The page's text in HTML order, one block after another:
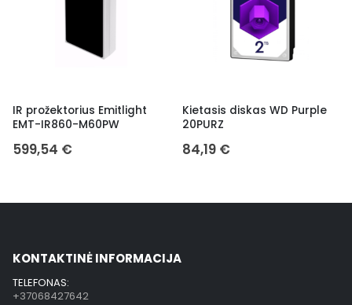
Kietasis diskas WD Purple
20PURZ
84,19€
HD kontrolinis monitorius
474,23€
KONTAKTINĖ INFORMACIJA
TELEFONAS:
+37068427642